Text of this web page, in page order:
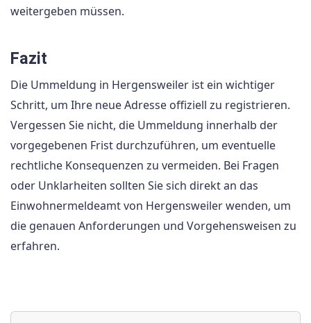
weitergeben müssen.
Fazit
Die Ummeldung in Hergensweiler ist ein wichtiger
Schritt, um Ihre neue Adresse offiziell zu registrieren.
Vergessen Sie nicht, die Ummeldung innerhalb der
vorgegebenen Frist durchzuführen, um eventuelle
rechtliche Konsequenzen zu vermeiden. Bei Fragen
oder Unklarheiten sollten Sie sich direkt an das
Einwohnermeldeamt von Hergensweiler wenden, um
die genauen Anforderungen und Vorgehensweisen zu
erfahren.